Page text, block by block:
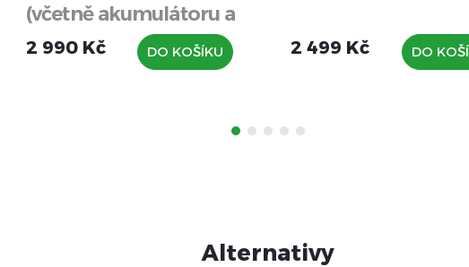
myčka Li-ion 2Ah 28 bar
(včetně akumulátoru a
nabíječky)
2 990 Kč DO KOŠÍKU 2 499 Kč DO